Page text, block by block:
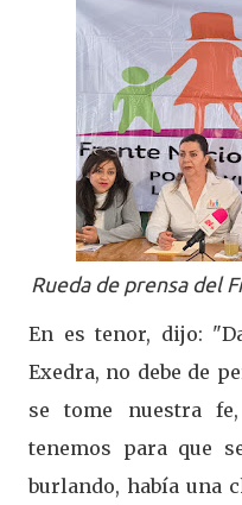
Rueda de prensa del
En es tenor, dijo:
Exedra, no debe de
se tome nuestra
tenemos para que
burlando, había una